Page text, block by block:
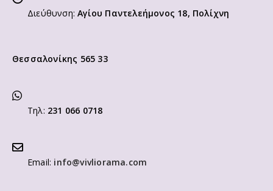
Διεύθυνση: Αγίου Παντελεήμονος 18, Πολίχνη
Θεσσαλονίκης 565 33
Τηλ: 231 066 0718
Email: info@vivliorama.com